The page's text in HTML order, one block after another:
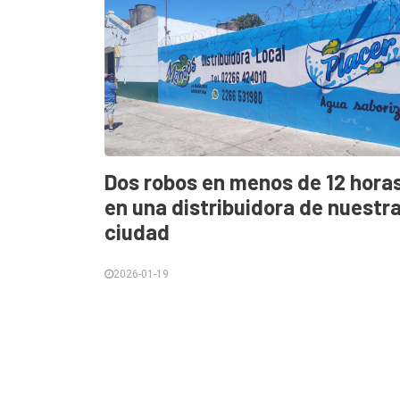
Dos robos en menos de 12
en una distribuidora de
ciudad
2026-01-19